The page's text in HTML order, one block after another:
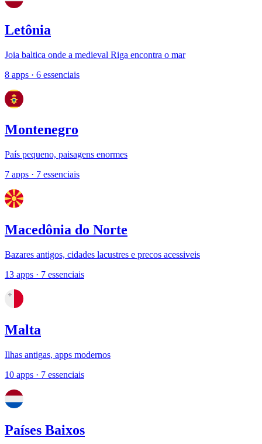
Letônia
Joia baltica onde a medieval Riga encontra o mar
8 apps · 6 essenciais
Montenegro
País pequeno, paisagens enormes
7 apps · 7 essenciais
Macedônia do Norte
Bazares antigos, cidades lacustres e precos acessiveis
13 apps · 7 essenciais
Malta
Ilhas antigas, apps modernos
10 apps · 7 essenciais
Países Baixos